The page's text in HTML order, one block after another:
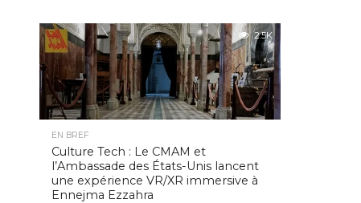
2.5K
EN BREF
Culture Tech : Le CMAM et
l’Ambassade des États-Unis lancent
une expérience VR/XR immersive à
Ennejma Ezzahra